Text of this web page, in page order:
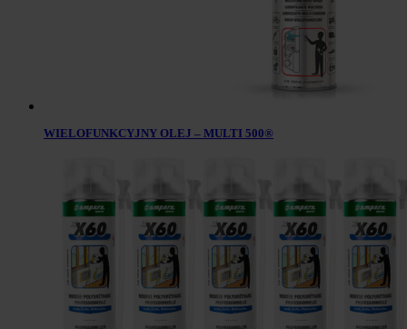
WIELOFUNKCYJNY OLEJ – MULTI 500®